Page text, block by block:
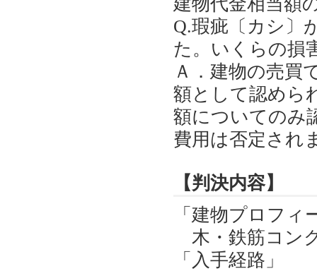
Q.瑕疵〔カシ〕
た。いくらの損
Ａ．建物の売買
額として認めら
額についてのみ
費用は否定され
【判決内容】
「建物プロフィ
木・鉄筋コン
「入手経路」